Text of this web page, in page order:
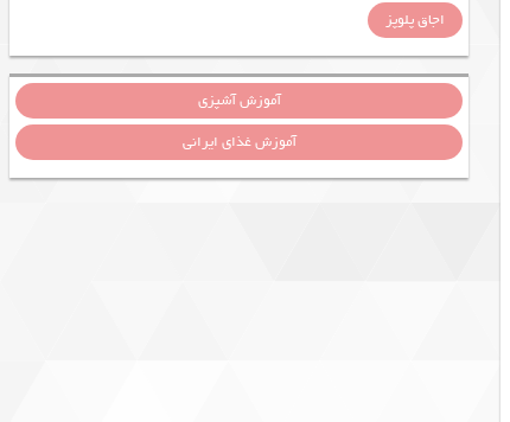
اجاق پلوپز
آموزش آشپزی
آموزش غذای ایرانی